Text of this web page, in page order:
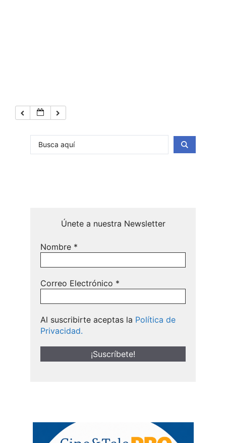
Únete a nuestra Newsletter
Nombre *
Correo Electrónico *
Al suscribirte aceptas la Política de
Privacidad.